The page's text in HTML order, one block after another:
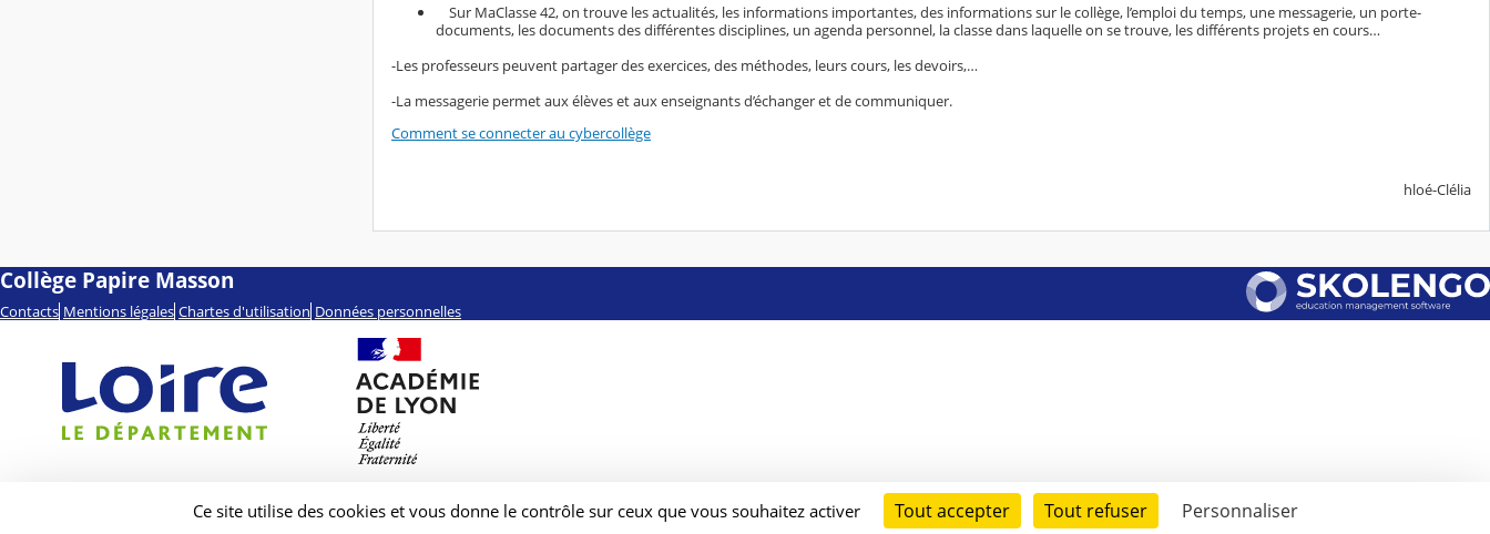
Sur MaClasse 42, on trouve les actualités, les informations importantes, des informations sur le collège, l’emploi du temps, une messagerie, un porte-
documents, les documents des différentes disciplines, un agenda personnel, la classe dans laquelle on se trouve, les différents projets en cours…
-Les professeurs peuvent partager des exercices, des méthodes, leurs cours, les devoirs,…
-La messagerie permet aux élèves et aux enseignants d’échanger et de communiquer.
Comment se connecter au cybercollège
hloé-Clélia
Collège Papire Masson
Contacts Mentions légales Chartes d'utilisation Données personnelles
Ce site utilise des cookies et vous donne le contrôle sur ceux que vous souhaitez activer Tout accepter Tout refuser Personnaliser